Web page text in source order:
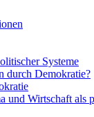
Systeme
durch Demokratie?
und Wirtschaft als